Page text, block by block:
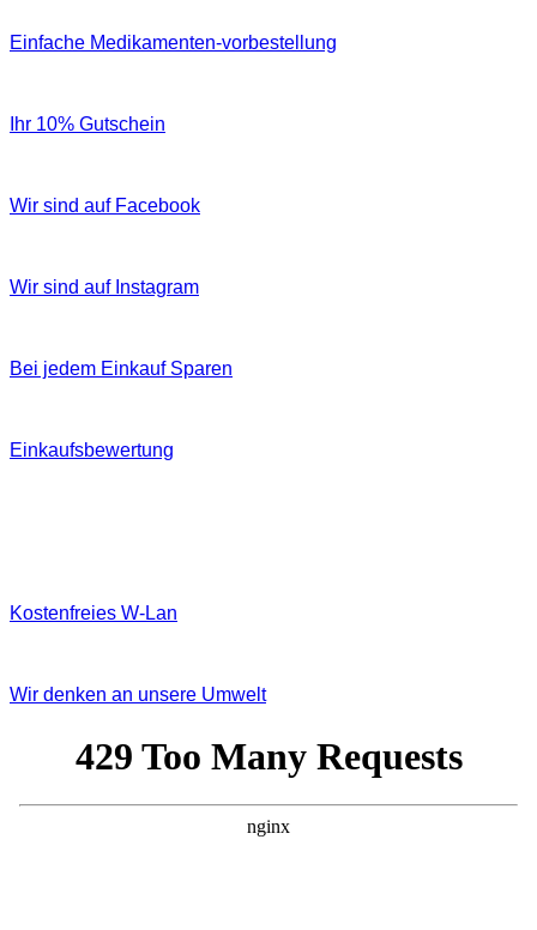
Einfache Medikamenten-vorbestellung
Ihr 10% Gutschein
Wir sind auf Facebook
Wir sind auf Instagram
Bei jedem Einkauf Sparen
Einkaufsbewertung
Kostenfreies W‐Lan
Wir denken an unsere Umwelt